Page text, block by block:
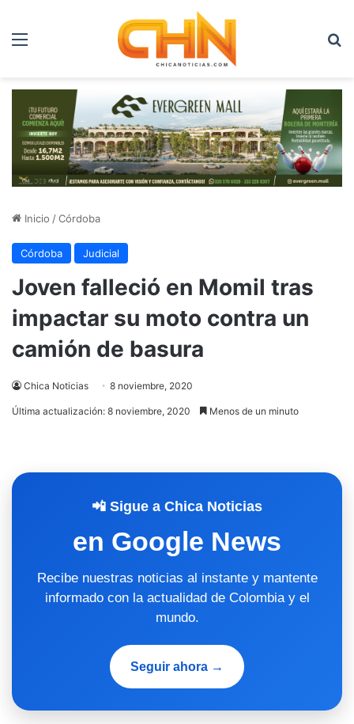
Menú
Inicio /Córdoba
Córdoba Judicial
Joven falleció en Momil tras
impactar su moto contra un
camión de basura
Chica Noticias 8 noviembre, 2020
Última actualización: 8 noviembre, 2020 Menos de un minuto
📲 Sigue a Chica Noticias
en Google News
Recibe nuestras noticias al instante y mantente
informado con la actualidad de Colombia y el
mundo.
Seguir ahora →